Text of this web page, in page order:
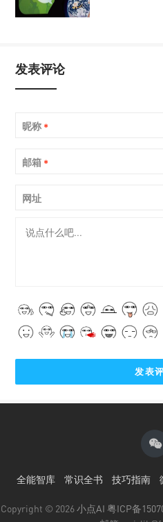
发表评论
昵称 *
邮箱 *
网址
全能智库 常识全书 技巧指南
Copyright © 2026小点AI 粤ICP备